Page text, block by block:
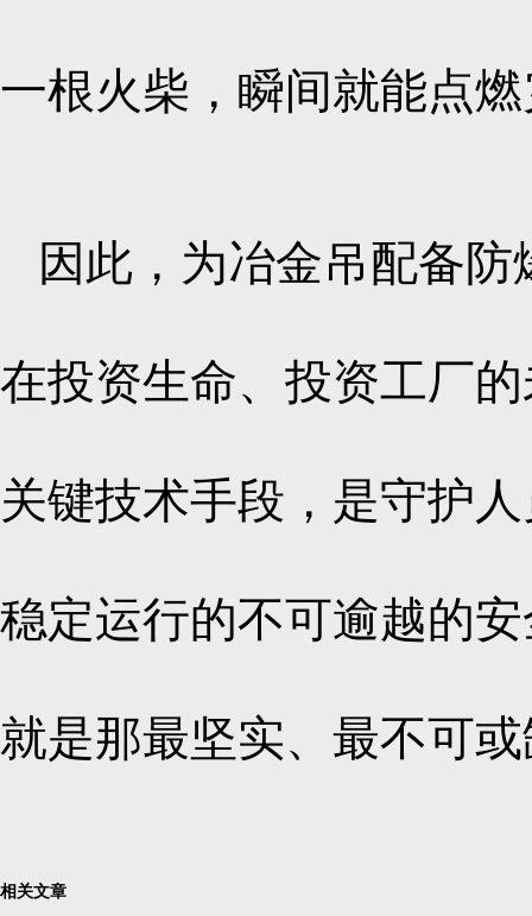
一根火柴，瞬间就能点
因此，为冶金吊配备
在投资生命、投资工厂
关键技术手段，是守护
稳定运行的不可逾越的
就是那最坚实、最不可
相关文章